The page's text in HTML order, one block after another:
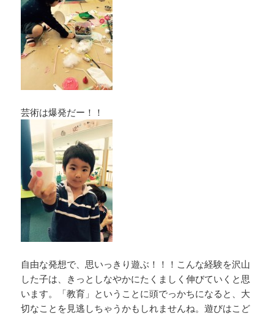
芸術は爆発だー！！
自由な発想で、思いっきり遊ぶ！！！こんな経験を沢山
した子は、きっとしなやかにたくましく伸びていくと思
います。「教育」ということに頭でっかちになると、大
切なことを見逃しちゃうかもしれませんね。遊びはこど